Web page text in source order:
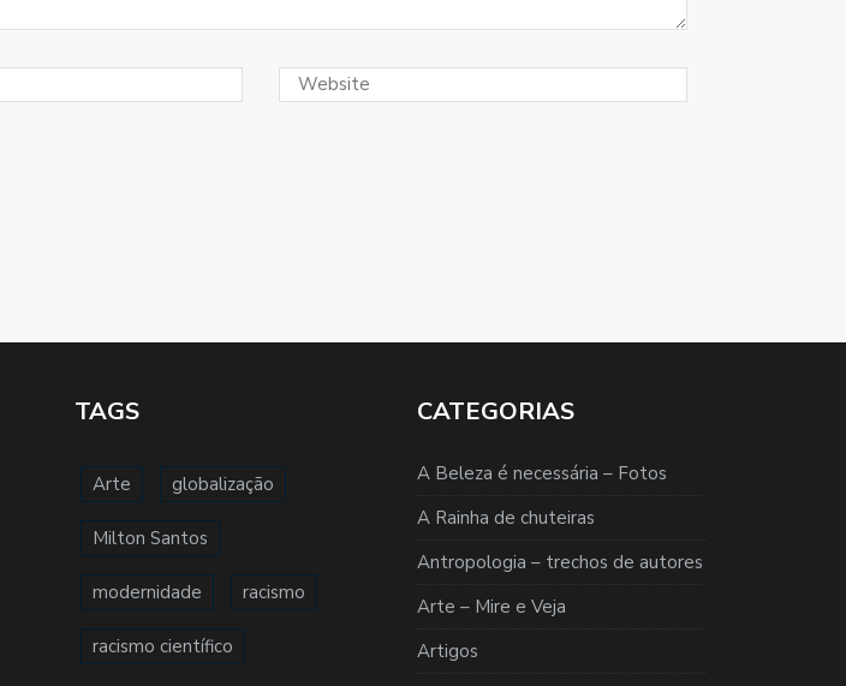
TAGS
Arte globalização
Milton Santos
modernidade racismo
racismo científico
CATEGORIAS
A Beleza é necessária – Fotos
A Rainha de chuteiras
Antropologia – trechos de autores
Arte – Mire e Veja
Artigos